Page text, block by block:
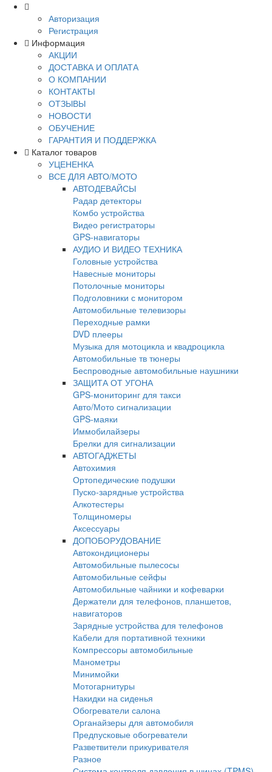
Авторизация
Регистрация
Информация
АКЦИИ
ДОСТАВКА И ОПЛАТА
О КОМПАНИИ
КОНТАКТЫ
ОТЗЫВЫ
НОВОСТИ
ОБУЧЕНИЕ
ГАРАНТИЯ И ПОДДЕРЖКА
Каталог товаров
УЦЕНЕНКА
ВСЕ ДЛЯ АВТО/МОТО
АВТОДЕВАЙСЫ
Радар детекторы
Комбо устройства
Видео регистраторы
GPS-навигаторы
АУДИО И ВИДЕО ТЕХНИКА
Головные устройства
Навесные мониторы
Потолочные мониторы
Подголовники с монитором
Автомобильные телевизоры
Переходные рамки
DVD плееры
Музыка для мотоцикла и квадроцикла
Автомобильные тв тюнеры
Беспроводные автомобильные наушники
ЗАЩИТА ОТ УГОНА
GPS-мониторинг для такси
Авто/Мото сигнализации
GPS-маяки
Иммобилайзеры
Брелки для сигнализации
АВТОГАДЖЕТЫ
Автохимия
Ортопедические подушки
Пуско-зарядные устройства
Алкотестеры
Толщиномеры
Аксессуары
ДОПОБОРУДОВАНИЕ
Автокондиционеры
Автомобильные пылесосы
Автомобильные сейфы
Автомобильные чайники и кофеварки
Держатели для телефонов, планшетов,
навигаторов
Зарядные устройства для телефонов
Кабели для портативной техники
Компрессоры автомобильные
Манометры
Минимойки
Мотогарнитуры
Накидки на сиденья
Обогреватели салона
Органайзеры для автомобиля
Предпусковые обогреватели
Разветвители прикуривателя
Разное